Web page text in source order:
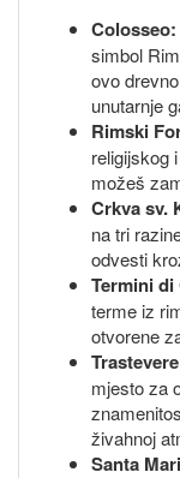
Colosseo:
simbol
ovo
unutarnje
Rimski
religijskog
možeš
Crkva sv.
na tri
odvesti
Termini di
terme iz
otvorene
mjesto za
živahnoj
Santa